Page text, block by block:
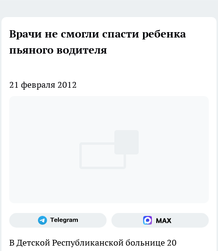
Врачи не смогли спасти ребенка
пьяного водителя
21 февраля 2012
В Детской Республиканской больнице 20